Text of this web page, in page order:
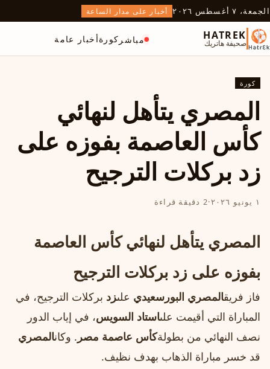
الجمعة، ٧ أغسطس ٢٠٢٦ أخبار على مدار الساعة
HATREK
صحيفة هاتريك مباشر كورةأخبار عامة
كورة
المصري يتأهل لنهائي
كأس العاصمة بفوزه على
زد بركلات الترجيح
١ يونيو ٢٠٢٦ ·2 دقيقة قراءة
المصري يتأهل لنهائي كأس العاصمة
بفوزه على زد بركلات الترجيح
فاز فريقالمصري البورسعيدي علىزد بركلات الترجيح، في
المباراة التي أقيمت علىاستاد السويس، في إياب الدور
نصف النهائي من بطولةكأس عاصمة مصر . وكانالمصري
قد خسر مباراة الذهاب بهدف نظيف.